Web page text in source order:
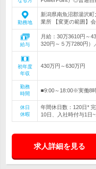
勤務地
新潟県南魚沼郡湯沢
業所 【変更の範囲】
給与
月給：30万3610円～
320円～５万7280円）
初年度
年収
430万円～630万円
勤務
時間
■9:00～18:00※実働8
休日
休暇
年間休日数：120日*
10日、入社時付与1日
求人詳細を見る